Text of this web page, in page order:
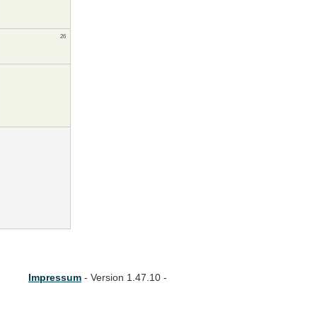
26
Impressum - Version 1.47.10 -